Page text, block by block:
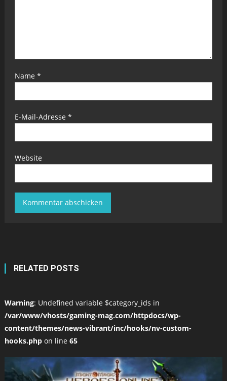
Name *
E-Mail-Adresse *
Website
RELATED POSTS
Warning: Undefined variable $category_ids in
/var/www/vhosts/gaming-mag.com/httpdocs/wp-
content/themes/news-vibrant/inc/hooks/nv-custom-
hooks.phpon line 65